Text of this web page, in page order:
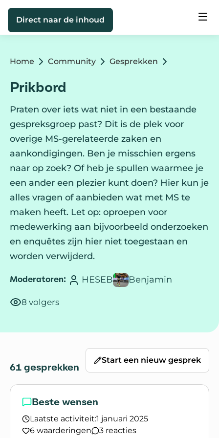
Direct naar de inhoud
Home Community Gesprekken
Prikbord
Praten over iets wat niet in een bestaande
gespreksgroep past? Dit is de plek voor
overige MS-gerelateerde zaken en
aankondigingen. Ben je misschien ergens
naar op zoek? Of heb je spullen waarmee je
een ander een plezier kunt doen? Hier kun je
alles vragen of aanbieden wat met MS te
maken heeft. Let op: oproepen voor
medewerking aan bijvoorbeeld onderzoeken
en enquêtes zijn hier niet toegestaan en
worden verwijderd.
Moderatoren: HESEB Benjamin
8 volgers
61 gesprekken
Start een nieuw gesprek
Beste wensen
Laatste activiteit:1 januari 2025
6 waarderingen
3 reacties